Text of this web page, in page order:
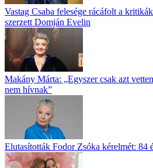
Vastag Csaba felesége rácáfolt a
szerzett Domján Evelin
Makány Márta: „Egyszer csak azt
nem hívnak”
Elutasították Fodor Zsóka kérelmét: 84